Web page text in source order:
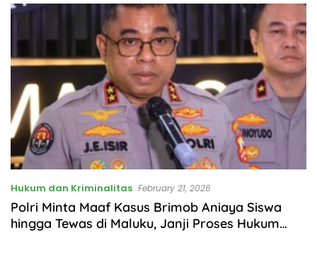
Hukum dan Kriminalitas February 21, 2026
Polri Minta Maaf Kasus Brimob Aniaya Siswa
hingga Tewas di Maluku, Janji Proses Hukum